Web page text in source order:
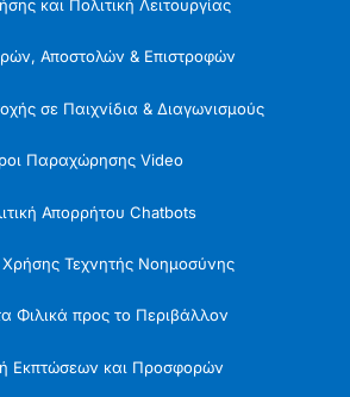
και Πολιτική Λειτουργίας
Αποστολών & Επιστροφών
σε Παιχνίδια & Διαγωνισμούς
Παραχώρησης Video
Απορρήτου Chatbots
Χρήσης Τεχνητής Νοημοσύνης
Φιλικά προς το Περιβάλλον
Εκπτώσεων και Προσφορών